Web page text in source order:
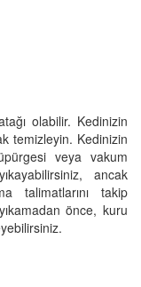
olabilir. Kedinizin
temizleyin. Kedinizin
veya vakum
ancak
talimatlarını takip
önce, kuru